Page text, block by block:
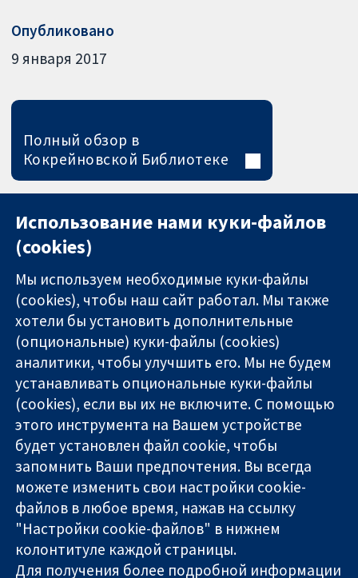
Опубликовано
9 января 2017
Полный обзор в
Кокрейновской Библиотеке
Надёжные
доказательства
Информированные
решения
Во благо
здоровья
11-13 Cavendish
Square
London
W1G 0AN
United Kingdom
Связаться с
нами
Новости
Пресс-
служба
О нас
Работа
Cochrane
Library
The Cochrane Collaboration is a charity (no. 1045921) and a
Использование нами куки-файлов
(cookies)
Мы используем необходимые куки-файлы
(cookies), чтобы наш сайт работал. Мы также
хотели бы установить дополнительные
(опциональные) куки-файлы (cookies)
аналитики, чтобы улучшить его. Мы не будем
устанавливать опциональные куки-файлы
(cookies), если вы их не включите. С помощью
этого инструмента на Вашем устройстве
будет установлен файл cookie, чтобы
запомнить Ваши предпочтения. Вы всегда
можете изменить свои настройки cookie-
файлов в любое время, нажав на ссылку
"Настройки cookie-файлов" в нижнем
колонтитуле каждой страницы.
Для получения более подробной информации